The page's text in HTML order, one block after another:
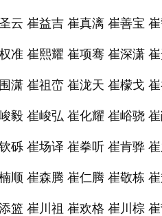
云 崔益吉 崔真漓 崔善宝
准 崔熙耀 崔项骞 崔深潇
潇 崔祖峦 崔泷天 崔檬戈
毅 崔峻弘 崔化耀 崔峪骁
砾 崔场译 崔拳听 崔肯骅
顺 崔森腾 崔仁腾 崔敬栋
篮 崔川祖 崔欢格 崔川棕